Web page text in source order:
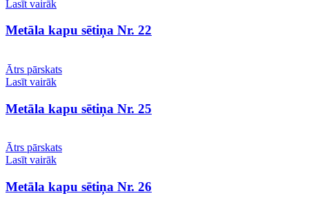
Lasīt vairāk
Metāla kapu sētiņa Nr. 22
Ātrs pārskats
Lasīt vairāk
Metāla kapu sētiņa Nr. 25
Ātrs pārskats
Lasīt vairāk
Metāla kapu sētiņa Nr. 26